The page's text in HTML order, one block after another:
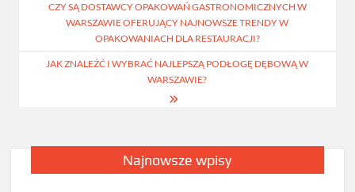
wpisuCZY SĄ DOSTAWCY OPAKOWAŃ GASTRONOMICZNYCH W
WARSZAWIE OFERUJĄCY NAJNOWSZE TRENDY W
OPAKOWANIACH DLA RESTAURACJI?
JAK ZNALEŹĆ I WYBRAĆ NAJLEPSZĄ PODŁOGĘ DĘBOWĄ W
WARSZAWIE?
Najnowsze wpisy